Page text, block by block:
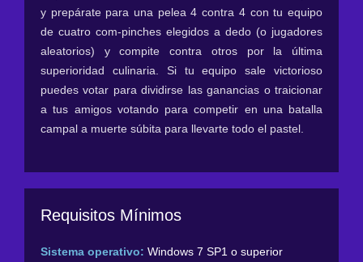
y prepárate para una pelea 4 contra 4 con tu equipo
de cuatro com-pinches elegidos a dedo (o jugadores
aleatorios) y compite contra otros por la última
superioridad culinaria. Si tu equipo sale victorioso
puedes votar para dividirse las ganancias o traicionar
a tus amigos votando para competir en una batalla
campal a muerte súbita para llevarte todo el pastel.
Requisitos Mínimos
Sistema operativo: Windows 7 SP1 o superior